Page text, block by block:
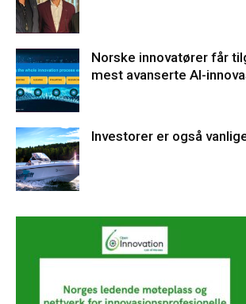
Norske innovatører får
mest avanserte AI-
Investorer er også